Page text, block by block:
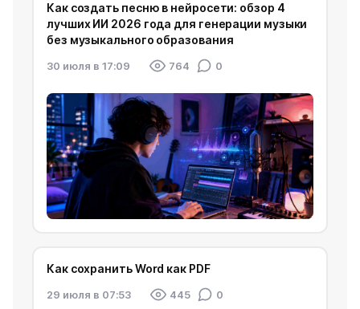
Как создать песню в нейросети: обзор 4
лучших ИИ 2026 года для генерации музыки
без музыкального образования
30 июля в 17:09 764 0
Как сохранить Word как PDF
29 июля в 07:53 445 0